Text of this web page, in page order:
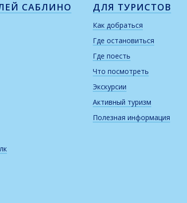
САБЛИНО ДЛЯ ТУРИСТОВ
Как добраться
Где остановиться
Где поесть
Что посмотреть
Экскурсии
Активный туризм
Полезная информация